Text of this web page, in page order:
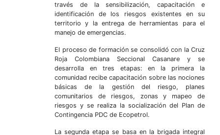
través de la sensibilización, capacitación e
identificación de los riesgos existentes en su
territorio y la entrega de herramientas para el
manejo de emergencias.
El proceso de formación se consolidó con la Cruz
Roja Colombiana Seccional Casanare y se
desarrolla en tres etapas: en la primera la
comunidad recibe capacitación sobre las nociones
básicas de la gestión del riesgo, planes
comunitarios de riesgos, zonas y mapeo de
riesgos y se realiza la socialización del Plan de
Contingencia PDC de Ecopetrol.
La segunda etapa se basa en la brigada integral